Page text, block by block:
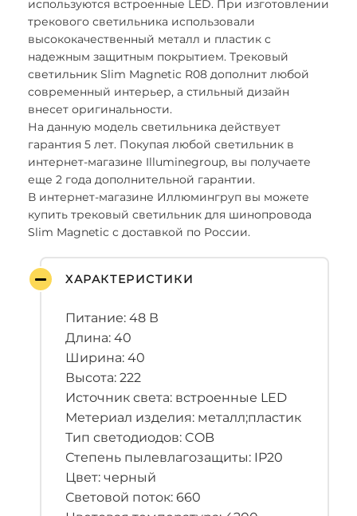
используются встроенные LED. При изготовлении
трекового светильника использовали
высококачественный металл и пластик с
надежным защитным покрытием. Трековый
светильник Slim Magnetic R08 дополнит любой
современный интерьер, а стильный дизайн
внесет оригинальности.
На данную модель светильника действует
гарантия 5 лет. Покупая любой светильник в
интернет-магазине Illuminegroup, вы получаете
еще 2 года дополнительной гарантии.
В интернет-магазине Иллюмингруп вы можете
купить трековый светильник для шинопровода
Slim Magnetic с доставкой по России.
ХАРАКТЕРИСТИКИ
Питание: 48 В
Длина: 40
Ширина: 40
Высота: 222
Источник света: встроенные LED
Метериал изделия: металл;пластик
Тип светодиодов: COB
Степень пылевлагозащиты: IP20
Цвет: черный
Световой поток: 660